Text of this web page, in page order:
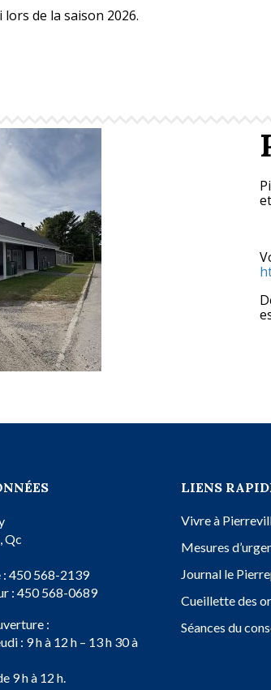
de la saison 2026.
Qc
: 450 568-2139
: 450 568-0689
:
: 9 h à 12 h – 13 h 30 à
9 h à 12 h.
LIENS
Vivre à
Mesures
Journal le
Cueillette des
Séances du